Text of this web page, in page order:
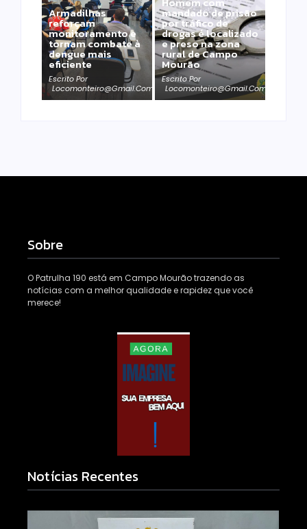
Armadilhas
reforçam
monitoramento e
tornam combate à
dengue mais
eficiente
Escrito Por
Locomonteiro@gmail.com
mandado de prisão
por tráfico de
drogas é localizado
e preso na zona
rural de Campo
Mourão
Escrito Por
Locomonteiro@gmail.com
Sobre
O Patrulha 190 está em Campo Mourão trazendo as
notícias com a melhor qualidade e rapidez que você
merece!
Notícias Recentes